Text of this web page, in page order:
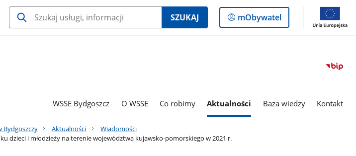
SZUKAJ
Logowanie
do
mObywatel
WSSE Bydgoszcz O WSSE Co robimy Aktualności Baza wiedzy Kontakt
Bydgoszczy Aktualności
Wiadomości
dzieci i młodzieży na terenie województwa kujawsko-pomorskiego w 2021 r.